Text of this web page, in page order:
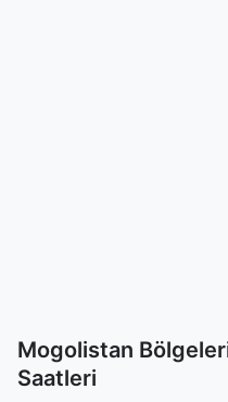
Mogolistan
Saatleri